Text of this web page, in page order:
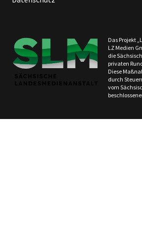
Das Projekt
LZ Medien
die
privaten
Diese
durch
vom